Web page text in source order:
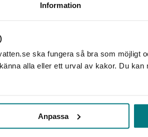
Information
ska fungera så bra som möjligt
alla eller ett urval av kakor. Du kan
Anpassa